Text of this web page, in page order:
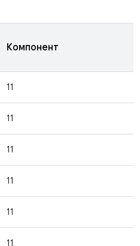
Компонент
11
11
11
11
11
11